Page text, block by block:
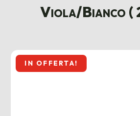
Viola/Bianco (
IN OFFERTA!